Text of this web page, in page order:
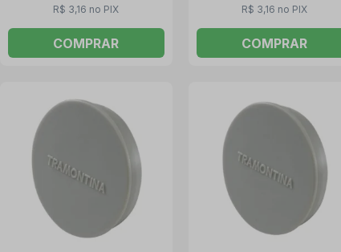
R$ 3,16 no PIX
COMPRAR
R$ 3,16 no PIX
COMPRAR